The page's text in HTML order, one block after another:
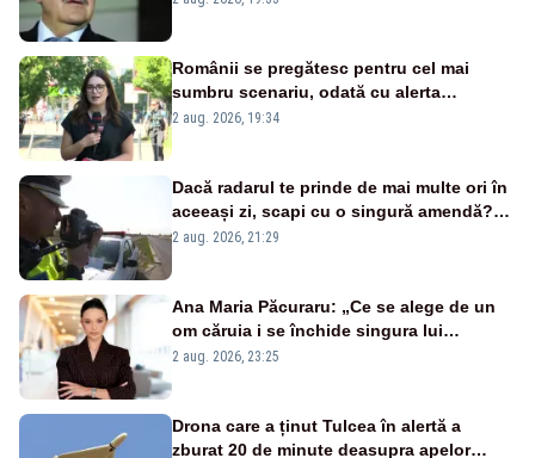
Românii se pregătesc pentru cel mai
sumbru scenariu, odată cu alerta
energetică
2 aug. 2026, 19:34
Dacă radarul te prinde de mai multe ori în
aceeași zi, scapi cu o singură amendă?
Ce spune legea
2 aug. 2026, 21:29
Ana Maria Păcuraru: „Ce se alege de un
om căruia i se închide singura lui
portiță?”
2 aug. 2026, 23:25
Drona care a ținut Tulcea în alertă a
zburat 20 de minute deasupra apelor